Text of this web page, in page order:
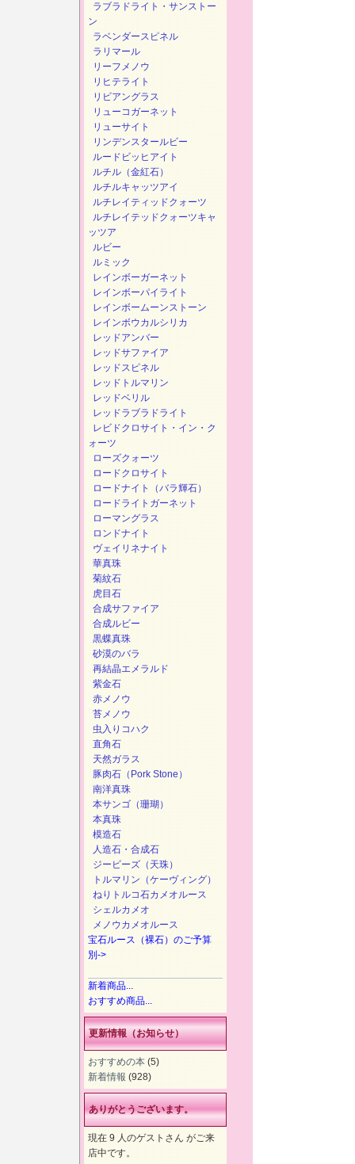
ラブラドライト・サンストー
ン
ラベンダースピネル
ラリマール
リーフメノウ
リヒテライト
リビアングラス
リューコガーネット
リューサイト
リンデンスタールビー
ルードビッヒアイト
ルチル（金紅石）
ルチルキャッツアイ
ルチレイティッドクォーツ
ルチレイテッドクォーツキャ
ッツア
ルビー
ルミック
レインボーガーネット
レインボーパイライト
レインボームーンストーン
レインボウカルシリカ
レッドアンバー
レッドサファイア
レッドスピネル
レッドトルマリン
レッドベリル
レッドラブラドライト
レビドクロサイト・イン・ク
ォーツ
ローズクォーツ
ロードクロサイト
ロードナイト（バラ輝石）
ロードライトガーネット
ローマングラス
ロンドナイト
ヴェイリネナイト
華真珠
菊紋石
虎目石
合成サファイア
合成ルビー
黒蝶真珠
砂漠のバラ
再結晶エメラルド
紫金石
赤メノウ
苔メノウ
虫入りコハク
直角石
天然ガラス
豚肉石（Pork Stone）
南洋真珠
本サンゴ（珊瑚）
本真珠
模造石
人造石・合成石
ジービーズ（天珠）
トルマリン（ケーヴィング）
ねりトルコ石カメオルース
シェルカメオ
メノウカメオルース
宝石ルース（裸石）のご予算
別->
新着商品...
おすすめ商品...
更新情報（お知らせ）
おすすめの本 (5)
新着情報 (928)
ありがとうございます。
現在 9 人のゲストさん がご来
店中です。